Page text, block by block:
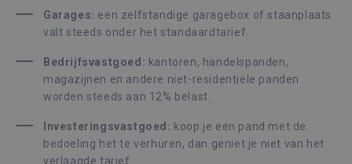
Garages: een zelfstandige garagebox of staanplaats
valt steeds onder het standaardtarief.
Bedrijfsvastgoed: kantoren, handelspanden,
magazijnen en andere niet-residentiële panden
worden steeds aan 12% belast.
Investeringsvastgoed: koop je een pand met de
bedoeling het te verhuren, dan geniet je niet van het
verlaagde tarief.